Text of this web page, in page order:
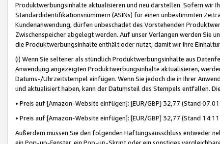
Produktwerbungsinhalte aktualisieren und neu darstellen. Sofern wir
Standardidentifikationsnummern (ASINs) für einen unbestimmten
Kundenanwendung, dürfen unbeschadet des Vorstehenden
Zwischenspeicher abgelegt werden. Auf unser Verlangen werden Sie
die Produktwerbungsinhalte enthält oder nutzt, damit wir Ihre
(i) Wenn Sie seltener als stündlich Produktwerbungsinhalte aus
Anwendung angezeigten Produktwerbungsinhalte aktualisieren,
Datums-/Uhrzeitstempel einfügen. Wenn Sie jedoch die in Ihrer
und aktualisiert haben, kann der Datumsteil des Stempels entfallen.
• Preis auf [Amazon-Website einfügen]: [EUR/GBP] 32,77 (Stand
• Preis auf [Amazon-Website einfügen]: [EUR/GBP] 32,77 (Stand
Außerdem müssen Sie den folgenden Haftungsausschluss entweder
ein Pop-up-Fenster, ein Pop-up-Skript oder ein sonstiges